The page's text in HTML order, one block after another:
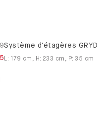
Système d'étagères GRYD
L: 179 cm , H : 233 cm , P:35 cm